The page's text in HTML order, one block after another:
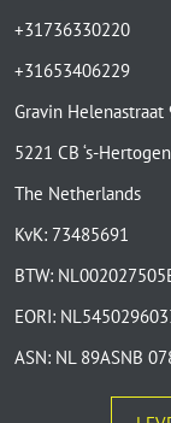
+31736330220
+31653406229
Gravin Helenastraat
5221 CB ‘s-
The Netherlands
KvK: 73485691
BTW:
EORI:
ASN: NL 89ASNB